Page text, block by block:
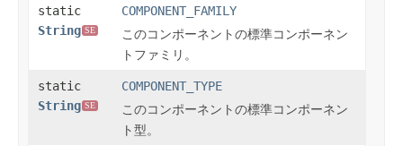
static
String SE
COMPONENT_FAMILY
このコンポーネントの標準コンポーネン
トファミリ。
static
String SE
COMPONENT_TYPE
このコンポーネントの標準コンポーネン
ト型。